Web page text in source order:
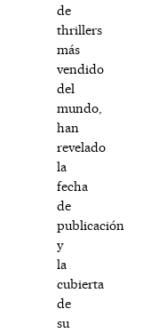
de
thrillers
más
vendido
del
mundo,
han
revelado
la
fecha
de
publicación
y
la
cubierta
de
su